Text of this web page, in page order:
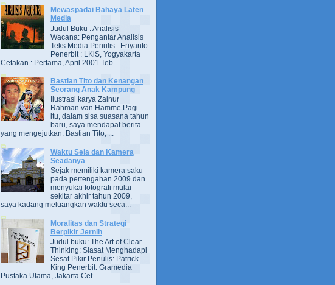
Mewaspadai Bahaya Laten
Media
Judul Buku : Analisis
Wacana: Pengantar Analisis
Teks Media Penulis : Eriyanto
Penerbit : LKiS, Yogyakarta
Cetakan : Pertama, April 2001 Teb...
Bastian Tito dan Kenangan
Seorang Anak Kampung
Ilustrasi karya Zainur
Rahman van Hamme Pagi
itu, dalam sisa suasana tahun
baru, saya mendapat berita
yang mengejutkan. Bastian Tito, ...
Waktu Sela dan Kamera
Seadanya
Sejak memiliki kamera saku
pada pertengahan 2009 dan
menyukai fotografi mulai
sekitar akhir tahun 2009,
saya kadang meluangkan waktu seca...
Moralitas dan Strategi
Berpikir Jernih
Judul buku: The Art of Clear
Thinking: Siasat Menghadapi
Sesat Pikir Penulis: Patrick
King Penerbit: Gramedia
Pustaka Utama, Jakarta Cet...